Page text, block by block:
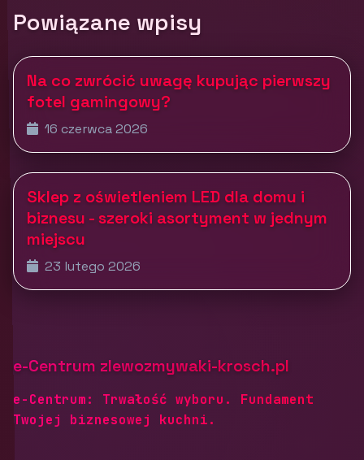
Powiązane wpisy
Na co zwrócić uwagę kupując pierwszy
fotel gamingowy?
16 czerwca 2026
Sklep z oświetleniem LED dla domu i
biznesu - szeroki asortyment w jednym
miejscu
23 lutego 2026
e-Centrum zlewozmywaki-krosch.pl
e-Centrum: Trwałość wyboru. Fundament
Twojej biznesowej kuchni.